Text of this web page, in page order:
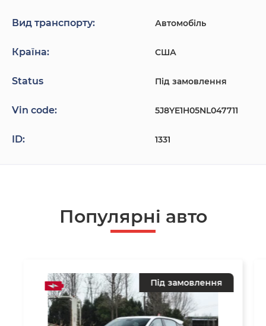
Вид транспорту: Автомобіль
Країна: США
Status Під замовлення
Vin code: 5J8YE1H05NL047711
ID: 1331
Популярнi авто
Під замовлення